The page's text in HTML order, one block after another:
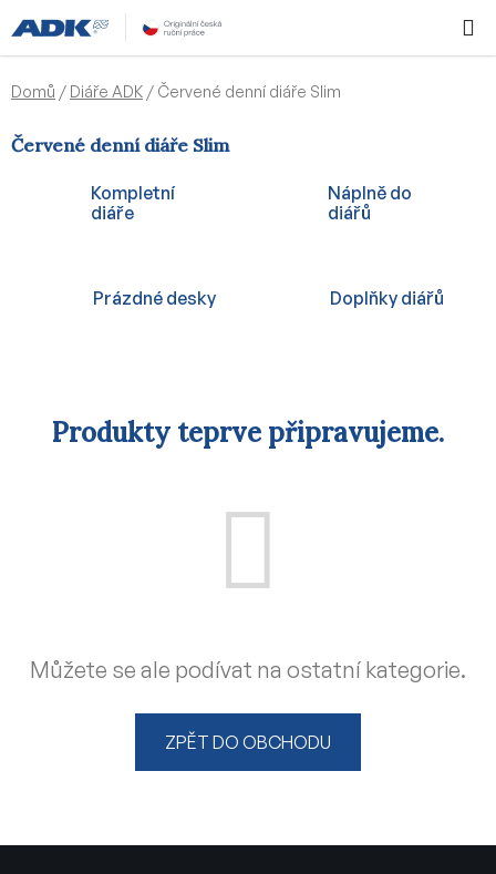
na
obsah
KOŠÍK
Domů / Diáře ADK / Červené denní diáře Slim
Červené denní diáře Slim
Kompletní
diáře
Náplně do
diářů
Prázdné desky Doplňky diářů
Produkty teprve připravujeme.
Můžete se ale podívat na ostatní kategorie.
ZPĚT DO OBCHODU